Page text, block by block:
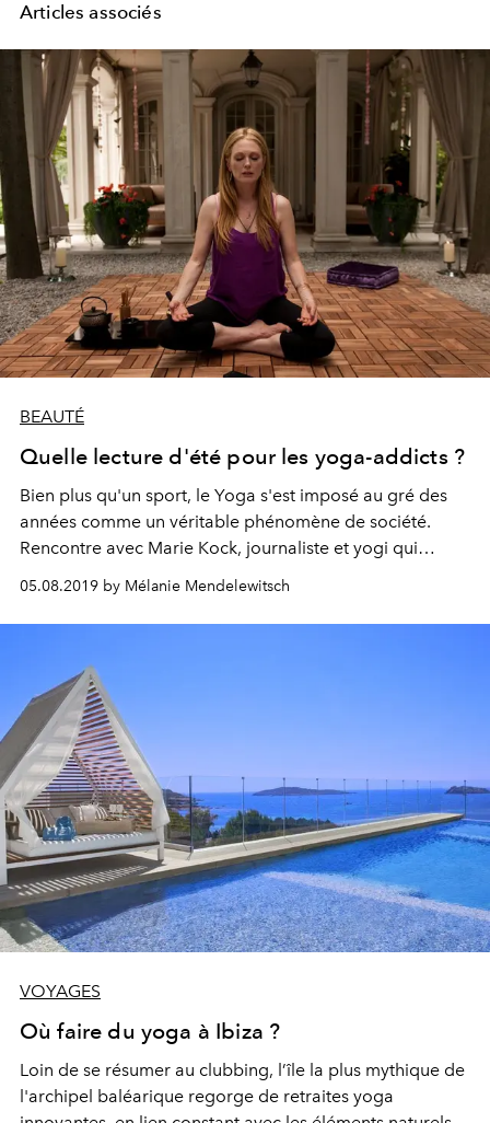
Articles associés
BEAUTÉ
Quelle lecture d'été pour les yoga-addicts ?
Bien plus qu'un sport, le Yoga s'est imposé au gré des
années comme un véritable phénomène de société.
Rencontre avec Marie Kock, journaliste et yogi qui
décrypte les origines du yoga et ses répercussions
tentaculaires sur notre mode de vie contemporain dans
son ouvrage passionnant "Yoga, une histoire-monde."
05.08.2019 by Mélanie Mendelewitsch
VOYAGES
Où faire du yoga à Ibiza ?
Loin de se résumer au clubbing, l’île la plus mythique de
l'archipel baléarique regorge de retraites yoga